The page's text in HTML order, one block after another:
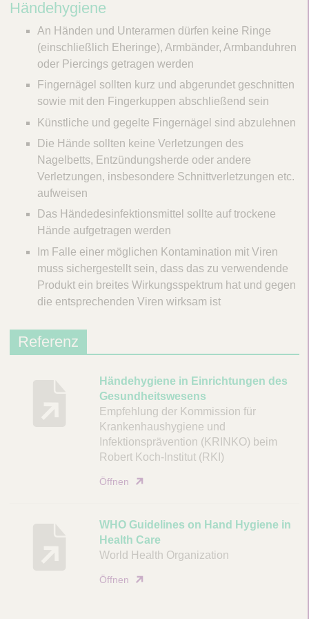
Händehygiene
An Händen und Unterarmen dürfen keine Ringe
(einschließlich Eheringe), Armbänder, Armbanduhren
oder Piercings getragen werden
Fingernägel sollten kurz und abgerundet geschnitten
sowie mit den Fingerkuppen abschließend sein
Künstliche und gegelte Fingernägel sind abzulehnen
Die Hände sollten keine Verletzungen des
Nagelbetts, Entzündungsherde oder andere
Verletzungen, insbesondere Schnittverletzungen etc.
aufweisen
Das Händedesinfektionsmittel sollte auf trockene
Hände aufgetragen werden
Im Falle einer möglichen Kontamination mit Viren
muss sichergestellt sein, dass das zu verwendende
Produkt ein breites Wirkungsspektrum hat und gegen
die entsprechenden Viren wirksam ist
Referenz
B
e
s
c
h
r
e
u
n
Händehygiene in Einrichtungen des
Gesundheitswesens
Empfehlung der Kommission für
Krankenhaushygiene und
Infektionsprävention (KRINKO) beim
Robert Koch-Institut (RKI)
Öffnen
WHO Guidelines on Hand Hygiene in
Health Care
World Health Organization
Öffnen